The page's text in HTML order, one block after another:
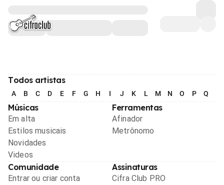
Todos artistas
A B C D E F G H I J K L M N O P Q
Músicas
Em alta
Estilos musicais
Novidades
Videos
Ferramentas
Afinador
Metrônomo
Comunidade
Entrar ou criar conta
Assinaturas
Cifra Club PRO